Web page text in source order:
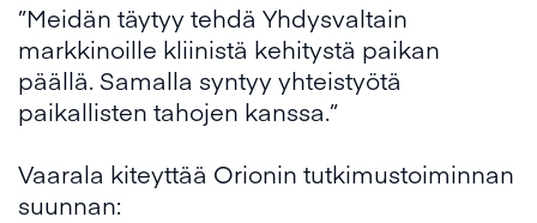
”Meidän täytyy tehdä Yhdysvaltain
markkinoille kliinistä kehitystä paikan
päällä. Samalla syntyy yhteistyötä
paikallisten tahojen kanssa.”
Vaarala kiteyttää Orionin tutkimustoiminnan
suunnan: